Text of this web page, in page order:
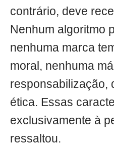
contrário, deve
Nenhum algoritmo
nenhuma marca
moral, nenhuma
responsabilização,
ética. Essas
exclusivamente à
ressaltou.